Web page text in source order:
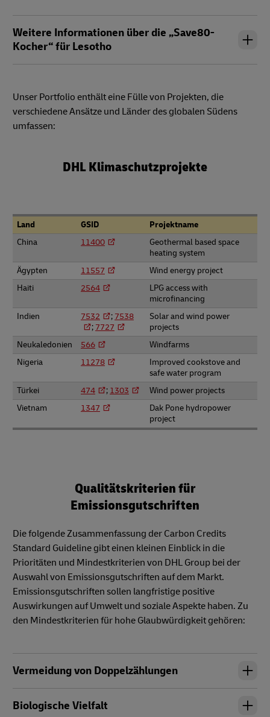
Weitere Informationen über die „Save80-
Kocher“ für Lesotho
Unser Portfolio enthält eine Fülle von Projekten, die
verschiedene Ansätze und Länder des globalen Südens
umfassen:
DHL Klimaschutzprojekte
Land GSID
Projektname
China
11400
Geothermal based space
heating system
Ägypten
11557
Wind energy project
Haiti
2564
LPG access with
microfinancing
Indien
7532 ; 7538
; 7727
Solar and wind power
projects
Neukaledonien
566
Windfarms
Nigeria
11278
Improved cookstove and
safe water program
Türkei
474 ; 1303
Wind power projects
Vietnam
1347
Dak Pone hydropower
project
Qualitätskriterien für
Emissionsgutschriften
Die folgende Zusammenfassung der Carbon Credits
Standard Guideline gibt einen kleinen Einblick in die
Prioritäten und Mindestkriterien von DHL Group bei der
Auswahl von Emissionsgutschriften auf dem Markt.
Emissionsgutschriften sollen langfristige positive
Auswirkungen auf Umwelt und soziale Aspekte haben. Zu
den Mindestkriterien für hohe Glaubwürdigkeit gehören:
Vermeidung von Doppelzählungen
Biologische Vielfalt